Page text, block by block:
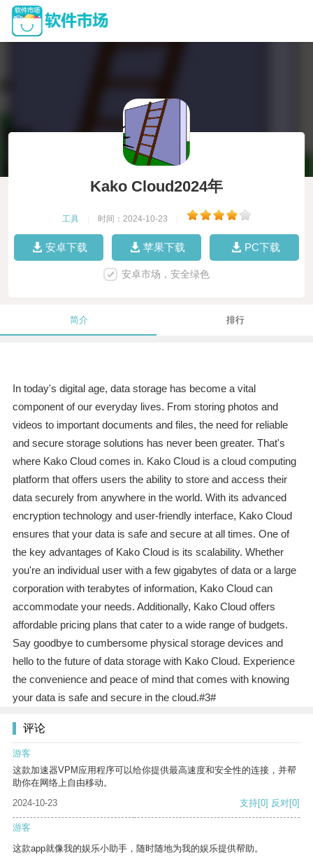
Kako Cloud2024年
工具 时间：2024-10-23
安卓下载 苹果下载 PC下载
安卓市场，安全绿色
简介 排行
In today's digital age, data storage has become a vital
component of our everyday lives. From storing photos and
videos to important documents and files, the need for reliable
and secure storage solutions has never been greater. That's
where Kako Cloud comes in. Kako Cloud is a cloud computing
platform that offers users the ability to store and access their
data securely from anywhere in the world. With its advanced
encryption technology and user-friendly interface, Kako Cloud
ensures that your data is safe and secure at all times. One of
the key advantages of Kako Cloud is its scalability. Whether
you're an individual user with a few gigabytes of data or a large
corporation with terabytes of information, Kako Cloud can
accommodate your needs. Additionally, Kako Cloud offers
affordable pricing plans that cater to a wide range of budgets.
Say goodbye to cumbersome physical storage devices and
hello to the future of data storage with Kako Cloud. Experience
the convenience and peace of mind that comes with knowing
your data is safe and secure in the cloud.#3#
评论
游客
这款加速器VPM应用程序可以给你提供最高速度和安全性的连接，并帮
助你在网络上自由移动。
2024-10-23
支持[0] 反对[0]
游客
这款app就像我的娱乐小助手，随时随地为我的娱乐提供帮助。